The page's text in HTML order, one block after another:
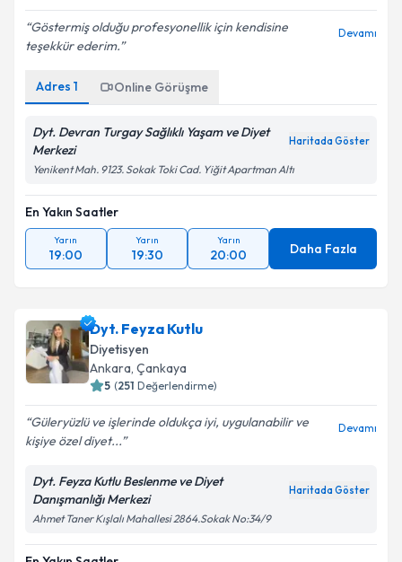
Göstermiş olduğu profesyonellik için kendisine
teşekkür ederim.
Adres 1 Online Görüşme
Dyt. Devran Turgay Sağlıklı Yaşam ve Diyet
Merkezi
Yenikent Mah. 9123. Sokak Toki Cad. Yiğit Apartman Altı
En Yakın Saatler
Yarın
19:00
Yarın
19:30
Yarın
20:00 Daha Fazla
Dyt. Feyza Kutlu
Diyetisyen
Ankara, Çankaya
( Değerlendirme)
Güleryüzlü ve işlerinde oldukça iyi, uygulanabilir ve
kişiye özel diyet...
Dyt. Feyza Kutlu Beslenme ve Diyet
Danışmanlığı Merkezi
Ahmet Taner Kışlalı Mahallesi 2864.Sokak No:34/9